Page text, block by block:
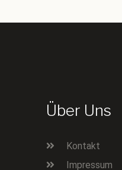
Über Uns
Kontakt
Impressum